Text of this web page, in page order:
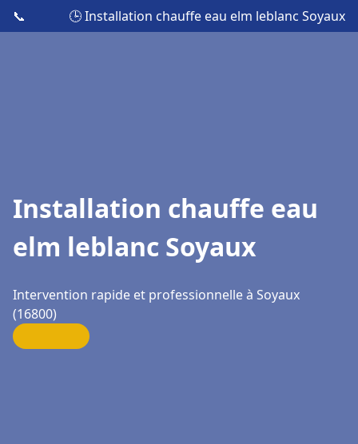
📞 🕒 Installation chauffe eau elm leblanc Soyaux
Installation chauffe eau
elm leblanc Soyaux
Intervention rapide et professionnelle à Soyaux
(16800)